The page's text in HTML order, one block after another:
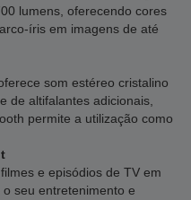
lumens, oferecendo cores
íris em imagens de até
som estéreo cristalino
de altifalantes adicionais,
permite a utilização como
e episódios de TV em
seu entretenimento e